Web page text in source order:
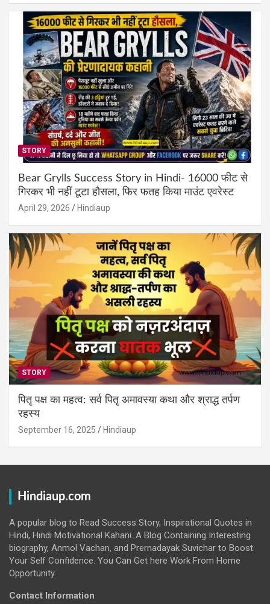
STORY
Bear Grylls Success Story in Hindi- 16000 फीट से
गिरकर भी नहीं टूटा हौसला, फिर फतह किया माउंट एवरेस्ट
April 29, 2026 Hindiaup
STORY
पितृ पक्ष का महत्व: सर्व पितृ अमावस्या कथा और श्राद्ध तर्पण
रहस्य
September 16, 2025 Hindiaup
Hindiaup.com
A popular blog to Read Success Story, Inspirational Quotes in
Hindi, Hindi Motivational Kahani. A Blog Containing Interesting
biography, Anmol Vachan, and Prernadayak Suvichar to Boost
Your Self Confidence. You Can Get here Work From Home
Opportunity.
Contact Information